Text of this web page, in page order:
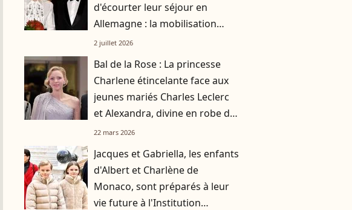
d'écourter leur séjour en
Allemagne : la mobilisation
historique du couple aux
2 juillet 2026
Bal de la Rose : La princesse
Charlene étincelante face aux
jeunes mariés Charles Leclerc
et Alexandra, divine en robe de
satin rose
22 mars 2026
Jacques et Gabriella, les enfants
d'Albert et Charlène de
Monaco, sont préparés à leur
vie future à l'Institution